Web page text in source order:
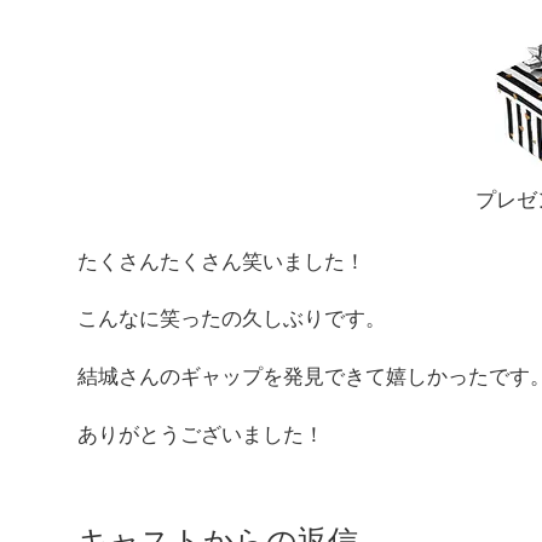
プレ
たくさんたくさん笑いました！
こんなに笑ったの久しぶりです。
結城さんのギャップを発見できて嬉しかったです
ありがとうございました！